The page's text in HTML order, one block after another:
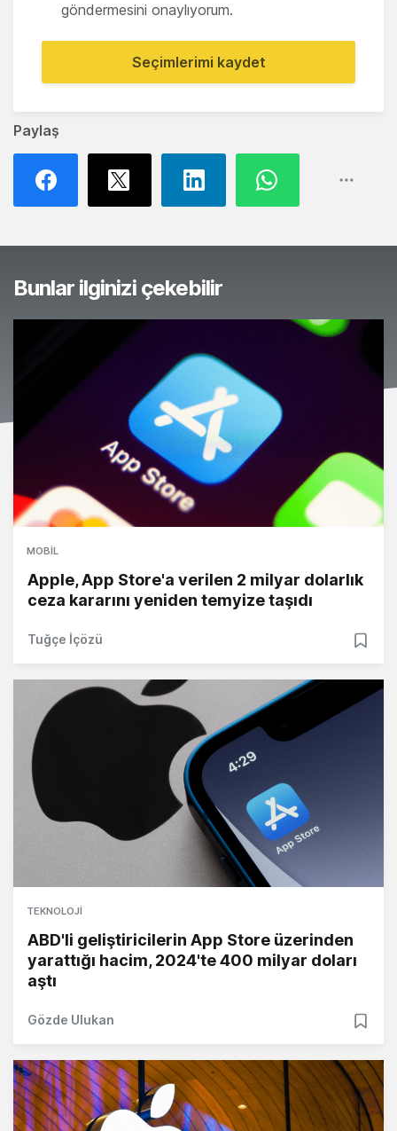
Paylaş
göndermesini onaylıyorum.
Seçimlerimi kaydet
Bunlar ilginizi çekebilir
MOBIL
Apple, App Store'a verilen 2 milyar dolarlık
ceza kararını yeniden temyize taşıdı
Tuğçe İçözü
TEKNOLOJI
ABD'li geliştiricilerin App Store üzerinden
yarattığı hacim, 2024'te 400 milyar doları
aştı
Gözde Ulukan